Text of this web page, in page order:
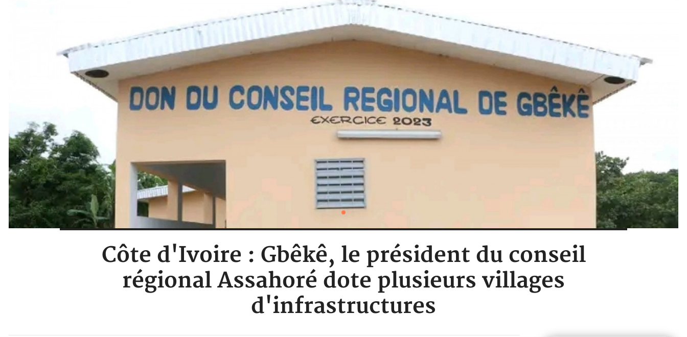
Côte d'Ivoire : Gbêkê, le président du conseil
régional Assahoré dote plusieurs villages
d'infrastructures